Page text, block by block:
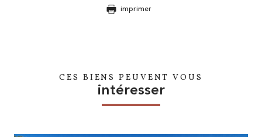
imprimer
CES BIENS PEUVENT VOUS
intéresser